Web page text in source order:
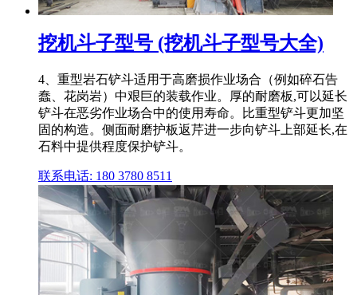
挖机斗子型号 (挖机斗子型号大全)
4、重型岩石铲斗适用于高磨损作业场合（例如碎石告
蠢、花岗岩）中艰巨的装载作业。厚的耐磨板,可以延长
铲斗在恶劣作业场合中的使用寿命。比重型铲斗更加坚
固的构造。侧面耐磨护板返芹进一步向铲斗上部延长,在
石料中提供程度保护铲斗。
联系电话: 180 3780 8511